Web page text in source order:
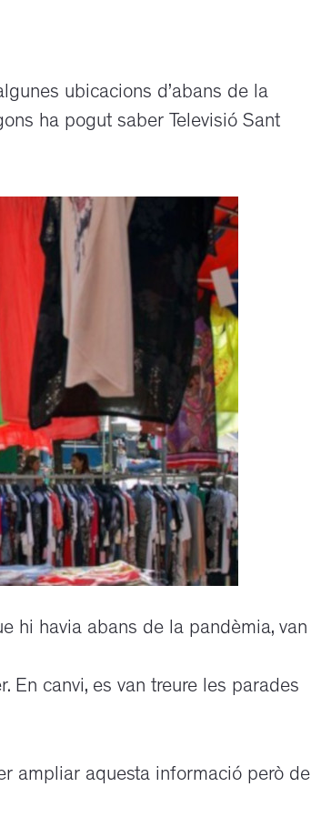
ubicacions d’abans de la
ha pogut saber Televisió Sant
hi havia abans de la pandèmia, van
En canvi, es van treure les parades
ampliar aquesta informació però de